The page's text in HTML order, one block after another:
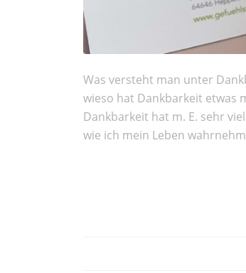
Was versteht man unter
wieso hat Dankbarkeit etwas
Dankbarkeit hat m. E. sehr
wie ich mein Leben